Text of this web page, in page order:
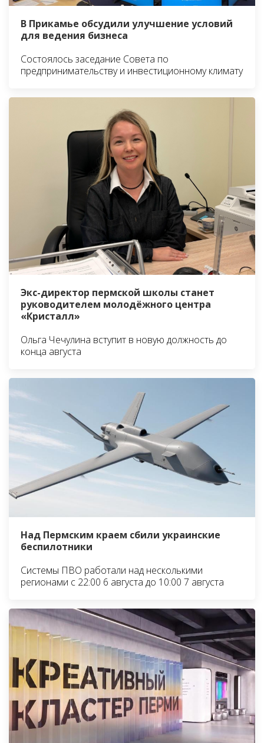
В Прикамье обсудили улучшение условий
для ведения бизнеса
Состоялось заседание Совета по
предпринимательству и инвестиционному климату
Экс-директор пермской школы станет
руководителем молодёжного центра
«Кристалл»
Ольга Чечулина вступит в новую должность до
конца августа
Над Пермским краем сбили украинские
беспилотники
Системы ПВО работали над несколькими
регионами с 22:00 6 августа до 10:00 7 августа